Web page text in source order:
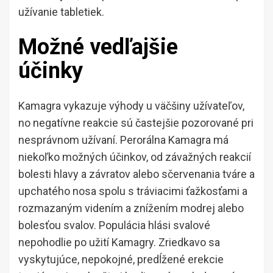
užívanie tabletiek.
Možné vedľajšie
účinky
Kamagra vykazuje výhody u väčšiny užívateľov,
no negatívne reakcie sú častejšie pozorované pri
nesprávnom užívaní. Perorálna Kamagra má
niekoľko možných účinkov, od závažných reakcií
bolesti hlavy a závratov alebo sčervenania tváre a
upchatého nosa spolu s tráviacimi ťažkosťami a
rozmazaným videním a znížením modrej alebo
bolesťou svalov. Populácia hlási svalové
nepohodlie po užití Kamagry. Zriedkavo sa
vyskytujúce, nepokojné, predĺžené erekcie